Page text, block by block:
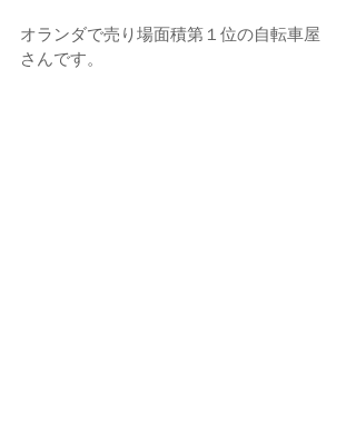
オランダで売り場面積第１位の自転車屋
さんです。